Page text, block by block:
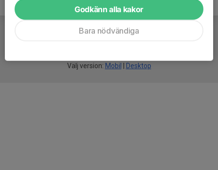
Välj version: Mobil Desktop
Godkänn alla kakor
Bara nödvändiga